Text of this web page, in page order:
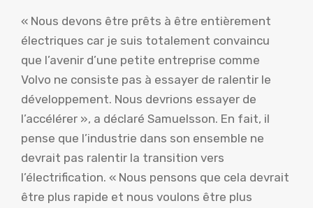
« Nous devons être prêts à être entièrement
électriques car je suis totalement convaincu
que l’avenir d’une petite entreprise comme
Volvo ne consiste pas à essayer de ralentir le
développement. Nous devrions essayer de
l’accélérer », a déclaré Samuelsson. En fait, il
pense que l’industrie dans son ensemble ne
devrait pas ralentir la transition vers
l’électrification. « Nous pensons que cela devrait
être plus rapide et nous voulons être plus